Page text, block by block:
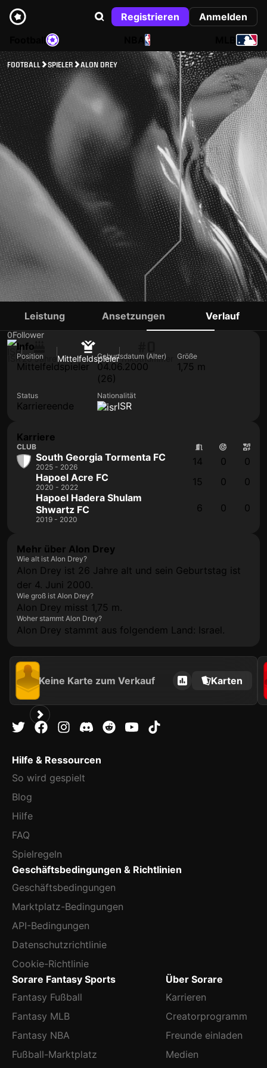
Registrieren
Anmelden
NBA
FOOTBALL SPIELER ALON DREY
ALON DREY
0Follower
ISR26 Jahre MittelfeldspielerTrikotnummer
Leistung Ansetzungen Verlauf
Info
Position
Mittelfeldspieler
Geburtsdatum (Alter)
04.06.2000
(26)
Größe
1,75 m
Status
Karriereende
Nationalität
ISR
Karriere
CLUB
South Georgia Tormenta FC
2025 - 2026 14 0
0
Hapoel Acre FC
2020 - 2022 15 0
0
Hapoel Hadera Shulam
Shwartz FC
2019 - 2020
6 0 0
Mehr über Alon Drey
Wie alt ist Alon Drey?
Alon Drey ist 26 Jahre alt und sein Geburtstag ist
der 4. Juni 2000.
Wie groß ist Alon Drey?
Alon Drey misst 1,75 m.
Woher stammt Alon Drey?
Alon Drey stammt aus folgendem Land: Israel.
Keine Karte zum Verkauf Karten
Hilfe & Ressourcen
So wird gespielt
Blog
Hilfe
FAQ
Spielregeln
Geschäftsbedingungen & Richtlinien
Geschäftsbedingungen
Marktplatz-Bedingungen
API-Bedingungen
Datenschutzrichtlinie
Cookie-Richtlinie
Sorare Fantasy Sports
Fantasy Fußball
Fantasy MLB
Fantasy NBA
Fußball-Marktplatz
Über Sorare
Karrieren
Creatorprogramm
Freunde einladen
Medien